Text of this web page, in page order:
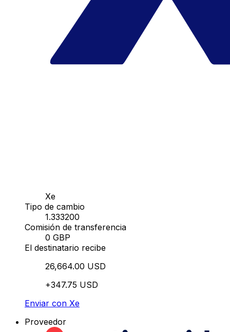
Xe
Tipo de cambio
1.333200
Comisión de transferencia
0 GBP
El destinatario recibe
26,664.00 USD
+347.75 USD
Enviar con Xe
Proveedor